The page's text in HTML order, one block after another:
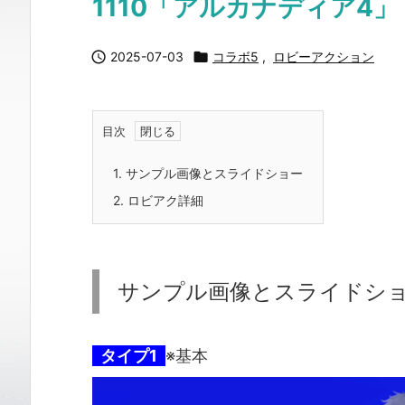
1110「アルカナディア4」
 2025-07-03  コラボ5 , ロビーアクション
目次
1. サンプル画像とスライドショー
2. ロビアク詳細
サンプル画像とスライドシ
タイプ1 ※基本